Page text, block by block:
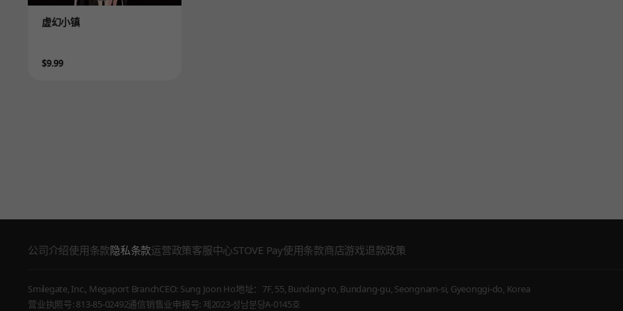
Product
虚幻小镇
Price
$9.99
公司介绍使用条款隐私条款运营政策客服中心STOVE Pay使用条款商店游戏退款政策
Smilegate, Inc., Megaport BranchCEO: Sung Joon Ho地址：7F, 55, Bundang-ro, Bundang-gu, Seongnam-si, Gyeonggi-do, Korea
营业执照号: 813-85-02492通信销售业申报号: 제2023-성남분당A-0145호